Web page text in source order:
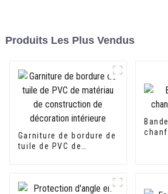
Produits Les Plus Vendus
Garniture de bordure de
tuile de PVC de